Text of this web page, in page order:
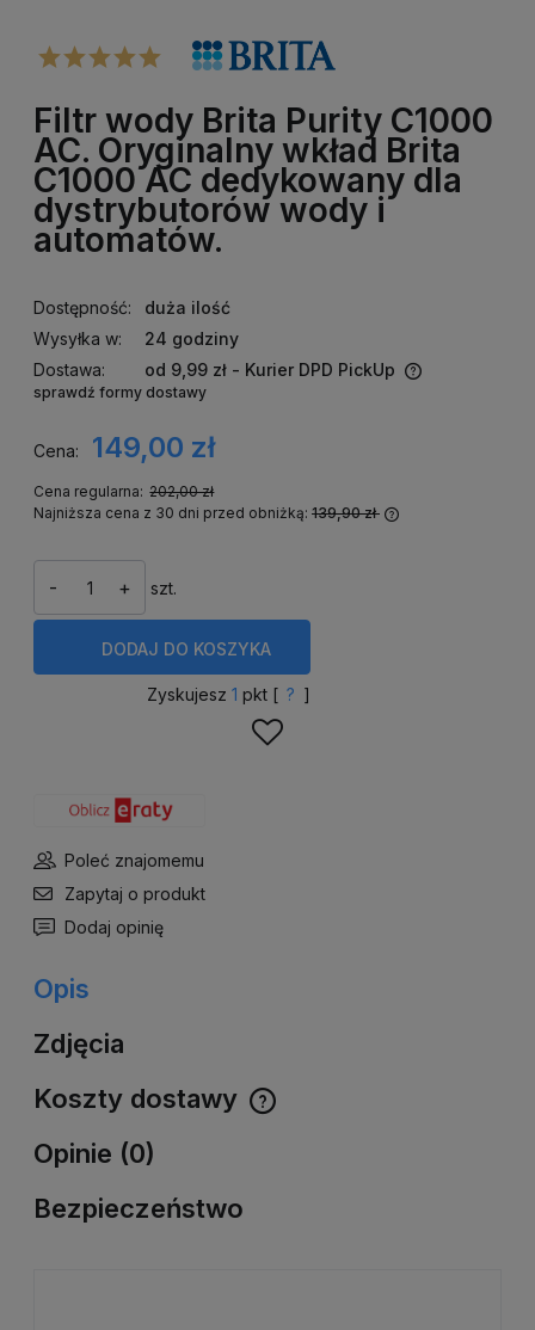
Filtr wody Brita Purity C1000
AC. Oryginalny wkład Brita
C1000 AC dedykowany dla
dystrybutorów wody i
automatów.
Dostępność:
duża ilość
Wysyłka w:
24 godziny
Dostawa:
od 9,99 zł - Kurier DPD PickUp
Cena nie zawiera ewentualnych kosztów płatności
sprawdź formy dostawy
Cena: 149,00 zł
Cena regularna: 202,00 zł
Najniższa cena z 30 dni przed obniżką: 139,90 zł
+
- szt.
DODAJ DO KOSZYKA
Zyskujesz 1 pkt [ ? ]
Zapytaj o produkt
Poleć znajomemu
Dodaj opinię
Opis
Zdjęcia
Koszty dostawy
Cena nie zawiera ewentualnych kosztów płatności
Opinie (0)
Bezpieczeństwo